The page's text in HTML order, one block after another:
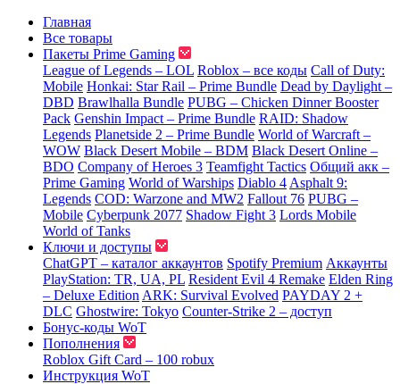
Главная
Все товары
Пакеты Prime Gaming
League of Legends – LOL Roblox – все коды Call of Duty:
Mobile Honkai: Star Rail – Prime Bundle Dead by Daylight –
DBD Brawlhalla Bundle PUBG – Chicken Dinner Booster
Pack Genshin Impact – Prime Bundle RAID: Shadow
Legends Planetside 2 – Prime Bundle World of Warcraft –
WOW Black Desert Mobile – BDM Black Desert Online –
BDO Company of Heroes 3 Teamfight Tactics Общий акк –
Prime Gaming World of Warships Diablo 4 Asphalt 9:
Legends COD: Warzone and MW2 Fallout 76 PUBG –
Mobile Cyberpunk 2077 Shadow Fight 3 Lords Mobile
World of Tanks
Ключи и доступы
ChatGPT – каталог аккаунтов Spotify Premium Аккаунты
PlayStation: TR, UA, PL Resident Evil 4 Remake Elden Ring
– Deluxe Edition ARK: Survival Evolved PAYDAY 2 +
DLC Ghostwire: Tokyo Counter-Strike 2 – доступ
Бонус-коды WoT
Пополнения
Roblox Gift Card – 100 robux
Инструкция WoT